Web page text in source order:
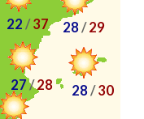
28 / 29
28 / 30
27 /28
22 / 37